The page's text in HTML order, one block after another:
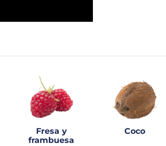
Fresa y
frambuesa
Coco